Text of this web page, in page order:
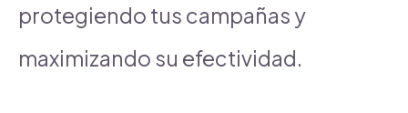
protegiendo tus campañas y
maximizando su efectividad.